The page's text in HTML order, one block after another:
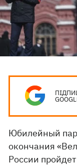
Юбилейный
окончания
России